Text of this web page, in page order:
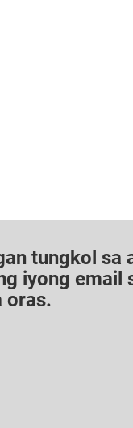
tungkol
iyong
oras.